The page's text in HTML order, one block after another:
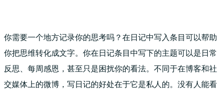
你需要一个地方记录你的思考吗？在日记中写入条目可以帮助
你把思维转化成文字。你在日记条目中写下的主题可以是日常
反思、每周感恩，甚至只是困扰你的看法。不同于在博客和社
交媒体上的微博，写日记的好处在于它是私人的。没有人能看